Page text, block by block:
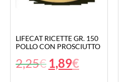
LIFECAT RICETTE GR. 150
POLLO CON PROSCIUTTO
2,25€ 1,89€